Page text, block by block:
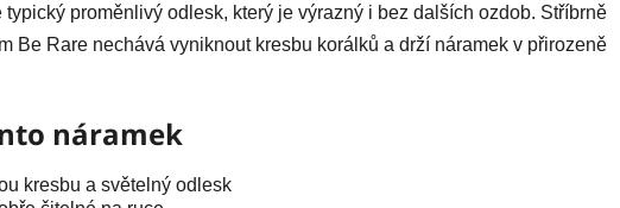
typický proměnlivý odlesk, který je výrazný i bez dalších ozdob. Stříbrně
Be Rare nechává vyniknout kresbu korálků a drží náramek v přirozeně
náramek
kresbu a světelný odlesk